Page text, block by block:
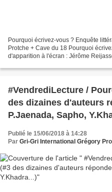
Pourquoi écrivez-vous ? Enquête
Protche + Cave du 18 Pourquoi
d'apparition à l'écran : Jérôme
#VendrediLecture /
des dizaines d'auteurs
P.Jaenada, Sapho,
Publié le 15/06/2018 à 14:28
Par Gri-Gri International Grégory